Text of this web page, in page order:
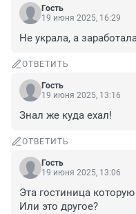
Гость
19 июня 2025, 16:29
Не украла, а
ОТВЕТИТЬ
Гость
19 июня 2025, 13:16
Знал же куда ехал!
ОТВЕТИТЬ
Гость
19 июня 2025, 13:06
Эта гостиница
Или это другое?